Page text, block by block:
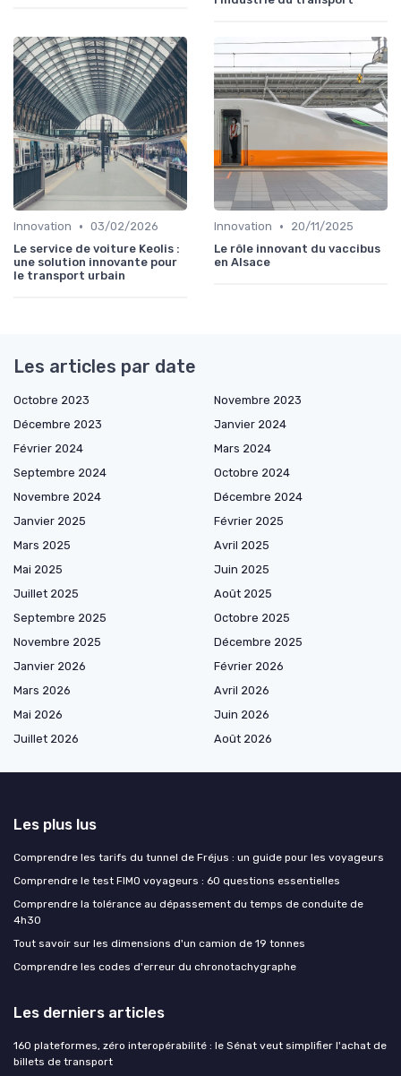
Innovation • 03/02/2026
Le service de voiture Keolis :
une solution innovante pour
le transport urbain
Innovation •
20/11/2025
Le rôle innovant du vaccibus
en Alsace
Les articles par date
Octobre 2023
Novembre 2023
Décembre 2023
Janvier 2024
Février 2024
Mars 2024
Septembre 2024
Octobre 2024
Novembre 2024
Décembre 2024
Janvier 2025
Février 2025
Mars 2025
Avril 2025
Mai 2025
Juin 2025
Juillet 2025
Août 2025
Septembre 2025
Octobre 2025
Novembre 2025
Décembre 2025
Janvier 2026
Février 2026
Mars 2026
Avril 2026
Mai 2026
Juin 2026
Juillet 2026
Août 2026
Les plus lus
Comprendre les tarifs du tunnel de Fréjus : un guide pour les voyageurs
Comprendre le test FIMO voyageurs : 60 questions essentielles
Comprendre la tolérance au dépassement du temps de conduite de
4h30
Tout savoir sur les dimensions d'un camion de 19 tonnes
Comprendre les codes d'erreur du chronotachygraphe
Les derniers articles
160 plateformes, zéro interopérabilité : le Sénat veut simplifier l'achat de
billets de transport